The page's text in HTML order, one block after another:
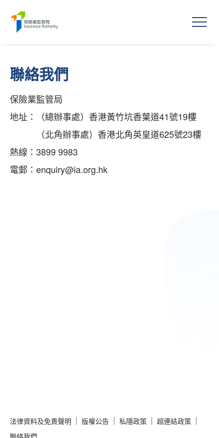
聯絡我們
保險業監管局
地址：
（總辦事處）香港黃竹坑香葉道41號19樓
（北角辦事處）香港北角英皇道625號23樓
熱線：3899 9983
電郵： enquiry@ia.org.hk
法律資料及免責聲明 版權公告 私隱政策
超連結政策
聯絡我們